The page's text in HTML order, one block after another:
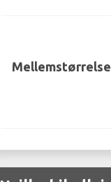
Mellemstørrelse